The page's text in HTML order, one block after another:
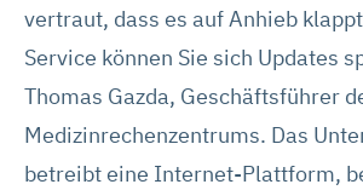
vertraut, dass es auf Anhieb
Service können Sie sich Updates
Thomas Gazda, Geschäftsführer
Medizinrechenzentrums. Das
betreibt eine Internet-Plattform,